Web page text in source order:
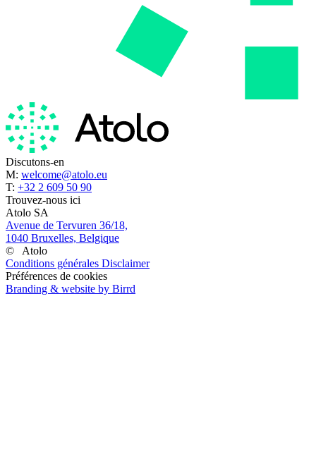
Discutons-en
M: welcome@atolo.eu
T: +32 2 609 50 90
Trouvez-nous ici
Atolo SA
Avenue de Tervuren 36/18,
1040 Bruxelles, Belgique
©
Atolo
Conditions générales Disclaimer
Préférences de cookies
Branding & website by Birrd